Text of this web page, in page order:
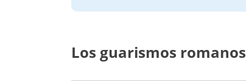
Los guarismos romanos